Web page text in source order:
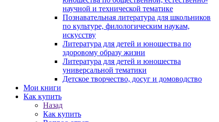
научной и технической тематике
Познавательная литература для школьников
по культуре, филологическим наукам,
искусству
Литература для детей и юношества по
здоровому образу жизни
Литература для детей и юношества
универсальной тематики
Детское творчество, досуг и домоводство
Мои книги
Как купить
Назад
Как купить